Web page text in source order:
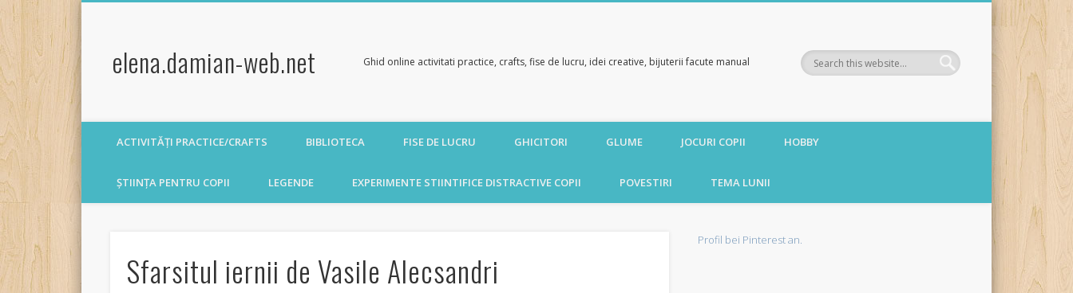
elena.damian-web.net Ghid online activitati practice, crafts, fise de lucru, idei creative, bijuterii facute manual
ACTIVITĂȚI PRACTICE/CRAFTS BIBLIOTECA FISE DE LUCRU GHICITORI GLUME JOCURI COPII HOBBY
ȘTIINȚA PENTRU COPII LEGENDE EXPERIMENTE STIINTIFICE DISTRACTIVE COPII POVESTIRI TEMA LUNII
Sfarsitul iernii de Vasile Alecsandri
Profil bei Pinterest an.